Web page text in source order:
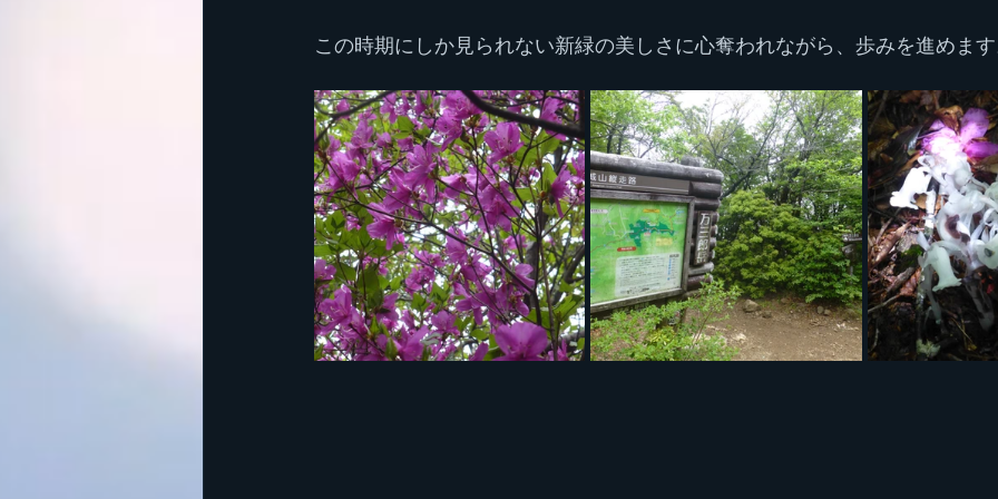
この時期にしか見られない新緑の美しさに心奪われながら、歩みを進めま